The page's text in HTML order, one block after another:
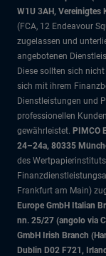
W1U 3AH, Vereinigtes
(FCA, 12 Endeavour
zugelassen und
angebotenen
Diese sollten sich
sich mit ihrem
Dienstleistungen und
professionellen
gewährleistet. PIMCO
24–24a, 80335
des
Frankfurt am Main)
Europe GmbH Italian
nn. 25/27 (angolo via
GmbH Irish Branch
Dublin D02 F721,